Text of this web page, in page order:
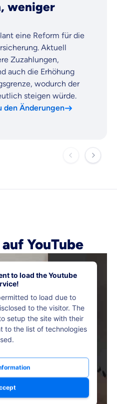
weniger
eine Reform für die
Aktuell
Zuzahlungen,
auch die Erhöhung
wodurch der
steigen würde.
den Änderungen
YouTube
to load the Youtube
to load due to
to the visitor. The
setup the site with their
to the list of technologies
Tarifen am Markt
in
ich meine
Informationen